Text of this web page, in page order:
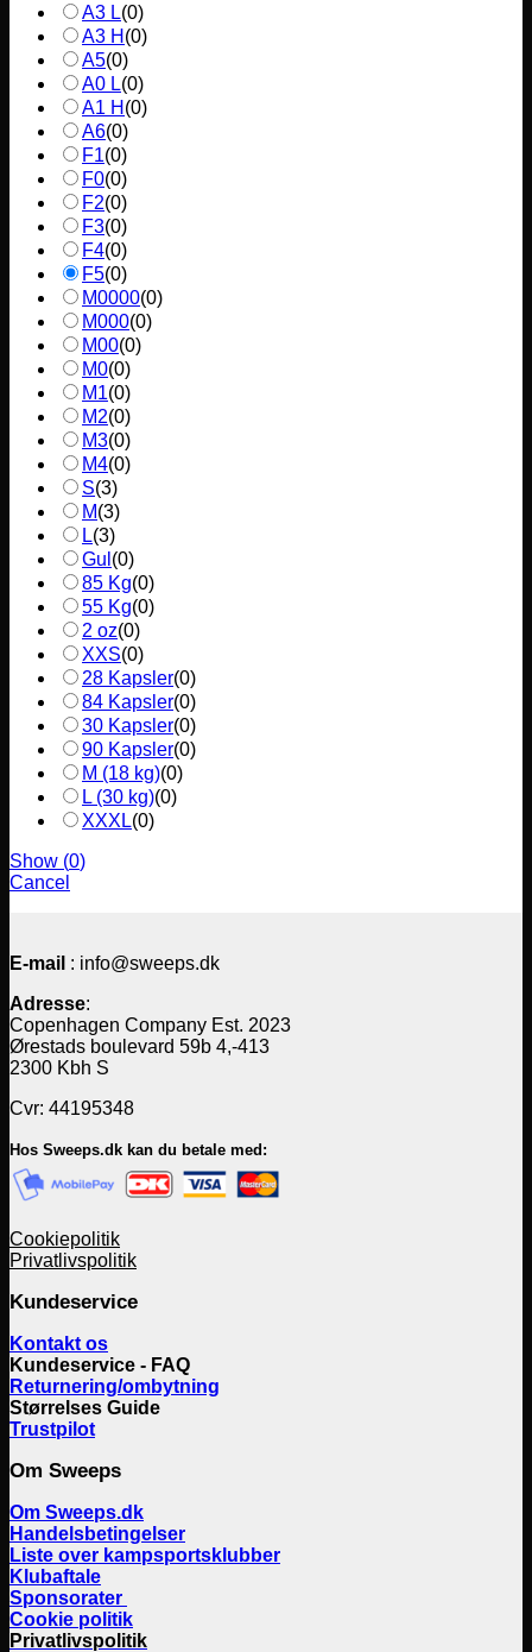
A3 L(0)
A3 H (0)
A5(0)
A0 L(0)
A1 H (0)
A6(0)
F1(0)
F0(0)
F2(0)
F3(0)
F4(0)
F5(0)
M0000(0)
M000(0)
M00(0)
M0(0)
M1(0)
M2(0)
M3(0)
M4(0)
S(3)
M(3)
L(3)
Gul (0)
85 Kg(0)
55 Kg(0)
2 oz(0)
XXS(0)
28 Kapsler(0)
84 Kapsler(0)
30 Kapsler(0)
90 Kapsler(0)
M (18 kg)(0)
L (30 kg)(0)
XXXL(0)
Show (0)
Cancel
E-mail : info@sweeps.dk
Adresse:
Copenhagen Company Est. 2023
Ørestads boulevard 59b 4,-413
2300 Kbh S
Cvr: 44195348
Hos Sweeps.dk kan du betale med:
Cookiepolitik
Privatlivspolitik
Kundeservice
Kontakt os
Kundeservice - FAQ
Returnering/ombytning
Størrelses Guide
Trustpilot
Om Sweeps
Om Sweeps.dk
Handelsbetingelser
Liste over kampsportsklubber
Klubaftale
Sponsorater
Cookie politik
Privatlivspolitik